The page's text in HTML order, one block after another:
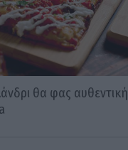
θα φας αυθεντική